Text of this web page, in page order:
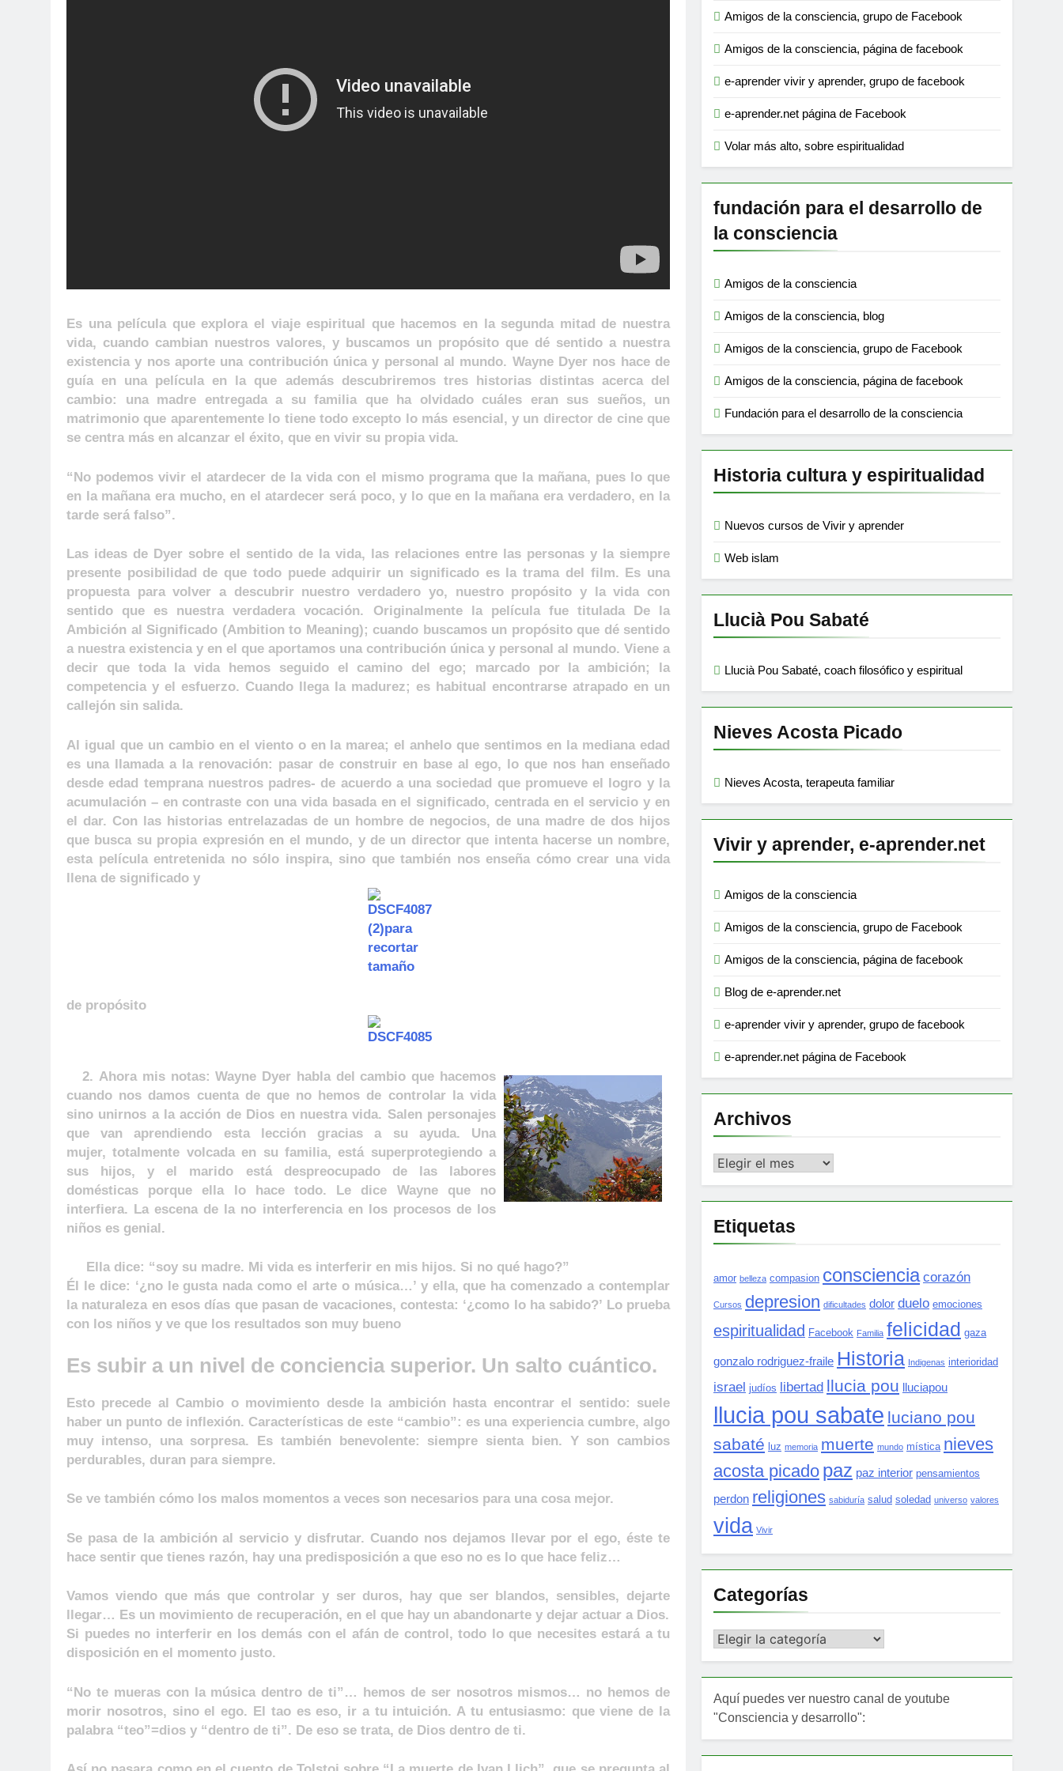
Es una película que explora el viaje espiritual que hacemos en la segunda mitad de nuestra
vida, cuando cambian nuestros valores, y buscamos un propósito que dé sentido a nuestra
existencia y nos aporte una contribución única y personal al mundo. Wayne Dyer nos hace de
guía en una película en la que además descubriremos tres historias distintas acerca del
cambio: una madre entregada a su familia que ha olvidado cuáles eran sus sueños, un
matrimonio que aparentemente lo tiene todo excepto lo más esencial, y un director de cine que
se centra más en alcanzar el éxito, que en vivir su propia vida.
“No podemos vivir el atardecer de la vida con el mismo programa que la mañana, pues lo que
en la mañana era mucho, en el atardecer será poco, y lo que en la mañana era verdadero, en la
tarde será falso”.
Las ideas de Dyer sobre el sentido de la vida, las relaciones entre las personas y la siempre
presente posibilidad de que todo puede adquirir un significado es la trama del film. Es una
propuesta para volver a descubrir nuestro verdadero yo, nuestro propósito y la vida con
sentido que es nuestra verdadera vocación. Originalmente la película fue titulada De la
Ambición al Significado (Ambition to Meaning); cuando buscamos un propósito que dé sentido
a nuestra existencia y en el que aportamos una contribución única y personal al mundo. Viene a
decir que toda la vida hemos seguido el camino del ego; marcado por la ambición; la
competencia y el esfuerzo. Cuando llega la madurez; es habitual encontrarse atrapado en un
callejón sin salida.
Al igual que un cambio en el viento o en la marea; el anhelo que sentimos en la mediana edad
es una llamada a la renovación: pasar de construir en base al ego, lo que nos han enseñado
desde edad temprana nuestros padres- de acuerdo a una sociedad que promueve el logro y la
acumulación – en contraste con una vida basada en el significado, centrada en el servicio y en
el dar. Con las historias entrelazadas de un hombre de negocios, de una madre de dos hijos
que busca su propia expresión en el mundo, y de un director que intenta hacerse un nombre,
esta película entretenida no sólo inspira, sino que también nos enseña cómo crear una vida
llena de significado y
de propósito
2. Ahora mis notas: Wayne Dyer habla del cambio que hacemos
cuando nos damos cuenta de que no hemos de controlar la vida
sino unirnos a la acción de Dios en nuestra vida. Salen personajes
que van aprendiendo esta lección gracias a su ayuda. Una
mujer, totalmente volcada en su familia, está superprotegiendo a
sus hijos, y el marido está despreocupado de las labores
domésticas porque ella lo hace todo. Le dice Wayne que no
interfiera. La escena de la no interferencia en los procesos de los
niños es genial.
Ella dice: “soy su madre. Mi vida es interferir en mis hijos. Si no qué hago?”
Él le dice: ‘¿no le gusta nada como el arte o música…’ y ella, que ha comenzado a contemplar
la naturaleza en esos días que pasan de vacaciones, contesta: ‘¿como lo ha sabido?’ Lo prueba
con los niños y ve que los resultados son muy bueno
Es subir a un nivel de conciencia superior. Un salto cuántico.
Esto precede al Cambio o movimiento desde la ambición hasta encontrar el sentido: suele
haber un punto de inflexión. Características de este “cambio”: es una experiencia cumbre, algo
muy intenso, una sorpresa. Es también benevolente: siempre sienta bien. Y son cambios
perdurables, duran para siempre.
Se ve también cómo los malos momentos a veces son necesarios para una cosa mejor.
Se pasa de la ambición al servicio y disfrutar. Cuando nos dejamos llevar por el ego, éste te
hace sentir que tienes razón, hay una predisposición a que eso no es lo que hace feliz…
Vamos viendo que más que controlar y ser duros, hay que ser blandos, sensibles, dejarte
llegar… Es un movimiento de recuperación, en el que hay un abandonarte y dejar actuar a Dios.
Si puedes no interferir en los demás con el afán de control, todo lo que necesites estará a tu
disposición en el momento justo.
“No te mueras con la música dentro de ti”… hemos de ser nosotros mismos… no hemos de
morir nosotros, sino el ego. El tao es eso, ir a tu intuición. A tu entusiasmo: que viene de la
palabra “teo”=dios y “dentro de ti”. De eso se trata, de Dios dentro de ti.
Amigos de la consciencia, grupo de Facebook
Amigos de la consciencia, página de facebook
e-aprender vivir y aprender, grupo de facebook
e-aprender.net página de Facebook
Volar más alto, sobre espiritualidad
fundación para el desarrollo de
la consciencia
Amigos de la consciencia
Amigos de la consciencia, blog
Amigos de la consciencia, grupo de Facebook
Amigos de la consciencia, página de facebook
Fundación para el desarrollo de la consciencia
Historia cultura y espiritualidad
Nuevos cursos de Vivir y aprender
Web islam
Llucià Pou Sabaté
Llucià Pou Sabaté, coach filosófico y espiritual
Nieves Acosta Picado
Nieves Acosta, terapeuta familiar
Vivir y aprender, e-aprender.net
Amigos de la consciencia
Amigos de la consciencia, grupo de Facebook
Amigos de la consciencia, página de facebook
Blog de e-aprender.net
e-aprender vivir y aprender, grupo de facebook
e-aprender.net página de Facebook
Archivos
Archivos
Etiquetas
amor belleza compasion consciencia corazón
Cursos depresion dificultades dolor duelo emociones
espiritualidad Facebook Familia felicidad gaza
gonzalo rodriguez-fraile Historia Indigenas interioridad
israel judíos libertad llucia pou lluciapou
llucia pou sabate luciano pou
sabaté luz memoria muerte mundo mística nieves
acosta picado paz paz interior pensamientos
perdon religiones sabiduría salud soledad universo valores
vida Vivir
Categorías
Categorías
Aquí puedes ver nuestro canal de youtube
"Consciencia y desarrollo":